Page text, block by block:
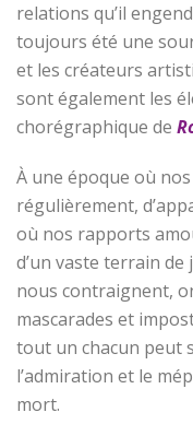
relations qu’il
toujours été une
et les créateurs
sont également les
chorégraphique de
À une époque où
régulièrement,
où nos rapports
d’un vaste terrain
nous contraignent,
mascarades et
tout un chacun peut
l’admiration et le
mort.